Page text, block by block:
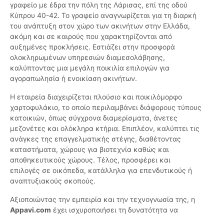
γραφείο με έδρα την πόλη της Λάρισας, επί της οδού
Κύπρου 40-42. Το γραφείο αναγνωρίζεται για τη διαρκή
του ανάπτυξη στον χώρο των ακινήτων στην Ελλάδα,
ακόμη και σε καιρούς που χαρακτηρίζονται από
αυξημένες προκλήσεις. Εστιάζει στην προσφορά
ολοκληρωμένων υπηρεσιών διαμεσολάβησης,
καλύπτοντας μια μεγάλη ποικιλία επιλογών για
αγοραπωλησία ή ενοικίαση ακινήτων.
Η εταιρεία διαχειρίζεται πλούσιο και ποικιλόμορφο
χαρτοφυλάκιο, το οποίο περιλαμβάνει διάφορους τύπους
κατοικιών, όπως σύγχρονα διαμερίσματα, άνετες
μεζονέτες και ολόκληρα κτήρια. Επιπλέον, καλύπτει τις
ανάγκες της επαγγελματικής στέγης, διαθέτοντας
καταστήματα, χώρους για βιοτεχνία καθώς και
αποθηκευτικούς χώρους. Τέλος, προσφέρει και
επιλογές σε οικόπεδα, κατάλληλα για επενδυτικούς ή
αναπτυξιακούς σκοπούς.
Αξιοποιώντας την εμπειρία και την τεχνογνωσία της, η
Appavi.com έχει ισχυροποιήσει τη δυνατότητα να